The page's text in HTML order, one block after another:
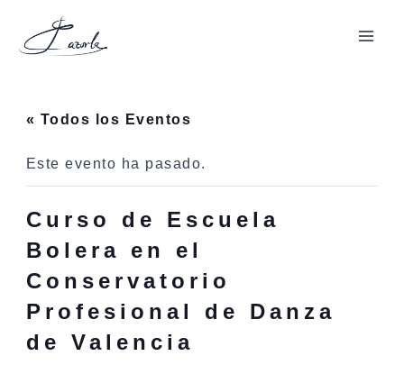
contenido
« Todos los Eventos
Este evento ha pasado.
Curso de Escuela
Bolera en el
Conservatorio
Profesional de Danza
de Valencia